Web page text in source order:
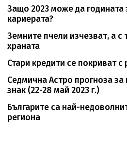
Защо 2023 може да годината
кариерата?
Земните пчели изчезват, а с
храната
Стари кредити се покриват
Седмична Астро прогноза за
знак (22-28 май 2023 г.)
Българите са най-
региона